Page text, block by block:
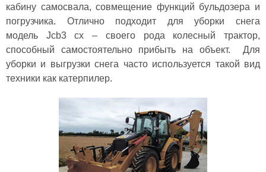
кабину самосвала, совмещение функций бульдозера и
погрузчика. Отлично подходит для уборки снега
модель Jcb3 cx– своего рода колесный трактор,
способный самостоятельно прибыть на объект. Для
уборки и выгрузки снега часто используется такой вид
техники как катерпилер.